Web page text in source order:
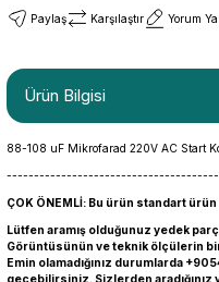
Paylaş Karşılaştır Yorum
Ürün Bilgisi
88-108 uF Mikrofarad 220V AC Start
ÇOK ÖNEMLİ: Bu ürün standart
Lütfen aramış olduğunuz yedek
Görüntüsünün ve teknik ölçülerin
Emin olamadığınız durumlarda
geçebilirsiniz. Sizlerden